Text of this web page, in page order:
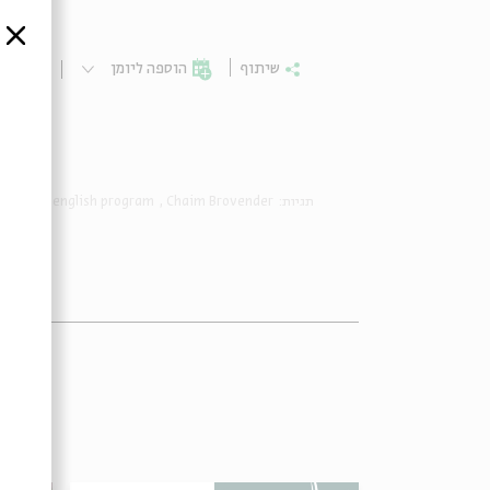
שיתוף הוספה ליומן
סגור